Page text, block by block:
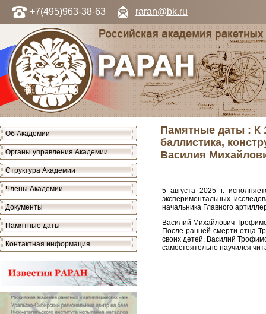
+7(495)963-38-63 raran@bk.ru
Об Академии
Органы управления Академии
Структура Академии
Члены Академии
Документы
Памятные даты
Контактная информация
Памятные даты : К
баллистика,
Василия
5 августа 2025 г.
экспериментальных
начальника Главного
Василий Михайлович
После ранней смерти отца
своих детей. Василий
самостоятельно научился